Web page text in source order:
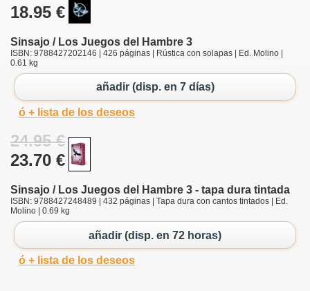
18.95 €
Sinsajo / Los Juegos del Hambre 3
ISBN: 9788427202146 | 426 páginas | Rústica con solapas | Ed. Molino |
0.61 kg
añadir (disp. en 7 días)
ó + lista de los deseos
24.95 €
23.70 €
Sinsajo / Los Juegos del Hambre 3 - tapa dura tintada
ISBN: 9788427248489 | 432 páginas | Tapa dura con cantos tintados | Ed.
Molino | 0.69 kg
añadir (disp. en 72 horas)
ó + lista de los deseos